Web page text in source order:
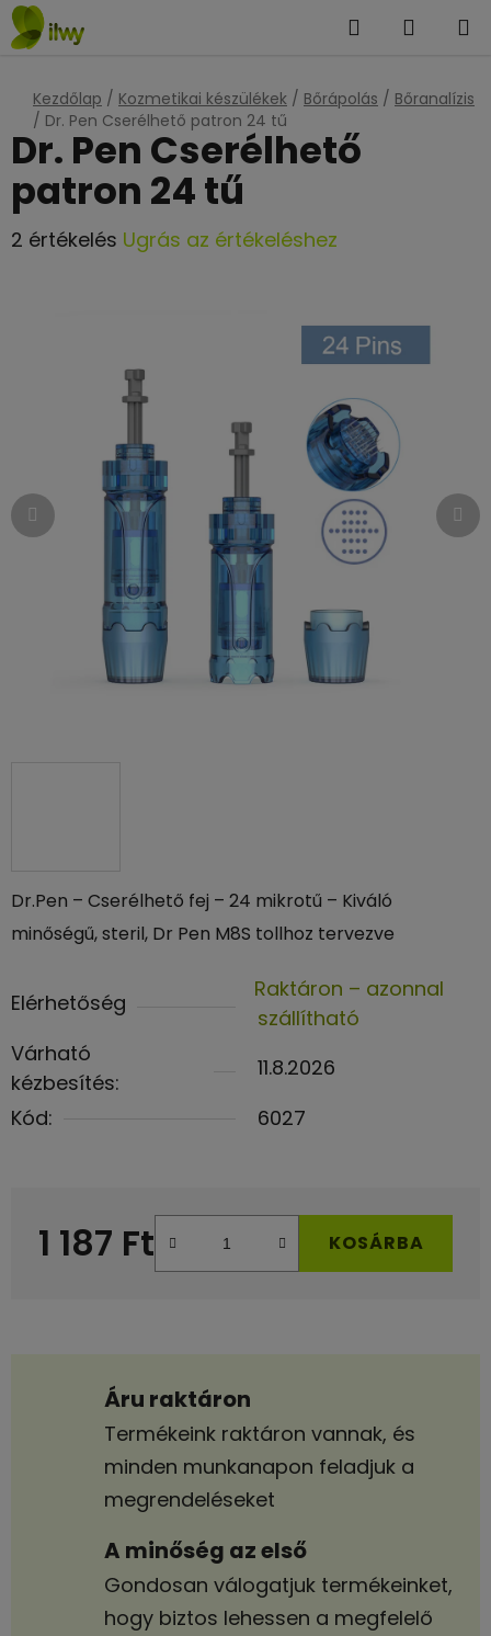
Ugrás
a
tartalomhoz
KeresésKOSÁR
Kezdőlap / Kozmetikai készülékek / Bőrápolás / Bőranalízis
/ Dr. Pen Cserélhető patron 24 tű
Dr.Pen – Cserélhető fej – 24 mikrotű – Kiváló
minőségű, steril, Dr Pen M8S tollhoz tervezve
Elérhetőség
Raktáron – azonnal
szállítható
Várható
kézbesítés:
11.8.2026
Kód:
6027
1 187 Ft KOSÁRBA
Dr. Pen Cserélhető
patron 24 tű
A
2 értékelés Ugrás az értékeléshez
Áru raktáron
Termékeink raktáron vannak, és
minden munkanapon feladjuk a
megrendeléseket
A minőség az első
Gondosan válogatjuk termékeinket,
hogy biztos lehessen a megfelelő